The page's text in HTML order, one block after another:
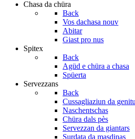
Chasa da chüra
Back
Vos dachasa nouv
Abitar
Giast pro nus
Spitex
Back
Agüd e chüra a chasa
Spüerta
Servezzans
Back
Cussagliaziun da
Naschentschas
Chüra dals pès
Servezzan da giantars
Surdata da masdinas